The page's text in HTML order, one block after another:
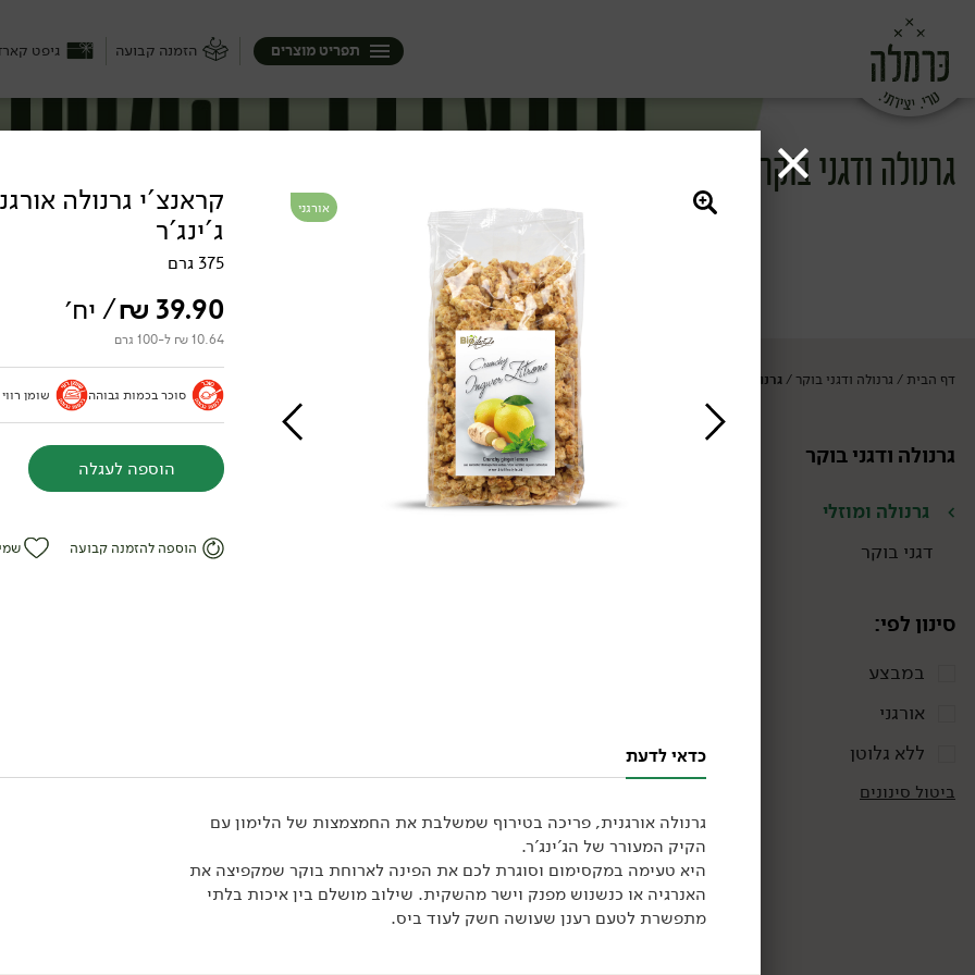
הזמנה קבועה גיפט תפריט מוצרים
גרנולה ודגני בוקר
דף הבית / גרנולה ודגני בוקר/גרנולה ומוזלי
גרנולה ודגני בוקר
גרנולה ומוזלי
דגני בוקר
סינון לפי:
במבצע
אורגני
ללא גלוטן
ביטול סינונים
גרנולה ומוזלי
39.90
גרנולה שוקולד לילדים -
375 גרם
10.64 ₪ ל-100 גרם
קראנצ'י גרנולה אורגנית
375 גרם
אורגני
קראנצ'י גרנולה
ג'ינג'ר
375 גרם
39.90
₪/ יח׳
10.64 ₪ ל-100 גרם
סוכר בכמות גבוהה שומן
הוספה לעגלה
הוספה להזמנה קבועה
כדאי לדעת
גרנולה אורגנית, פריכה בטירוף שמשלבת את החמצמצות של הלימון עם
הקיק המעורר של הג'ינג'ר.
היא טעימה במקסימום וסוגרת לכם את הפינה לארוחת בוקר שמקפיצה את
האנרגיה או כנשנוש מפנק וישר מהשקית. שילוב מושלם בין איכות בלתי
מתפשרת לטעם רענן שעושה חשק לעוד ביס.